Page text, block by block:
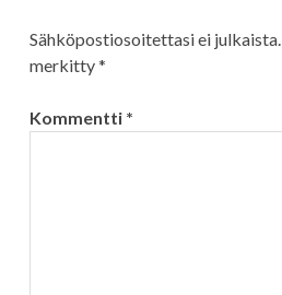
Sähköpostiosoitettasi ei julkaista.
merkitty*
Kommentti *